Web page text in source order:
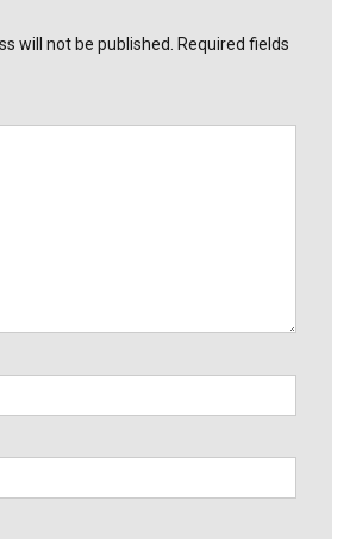
will not be published. Required fields